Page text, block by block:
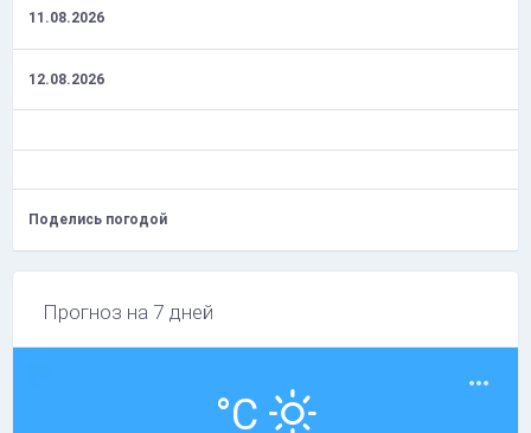
11.08.2026
12.08.2026
Поделись погодой
Прогноз на 7 дней
°C